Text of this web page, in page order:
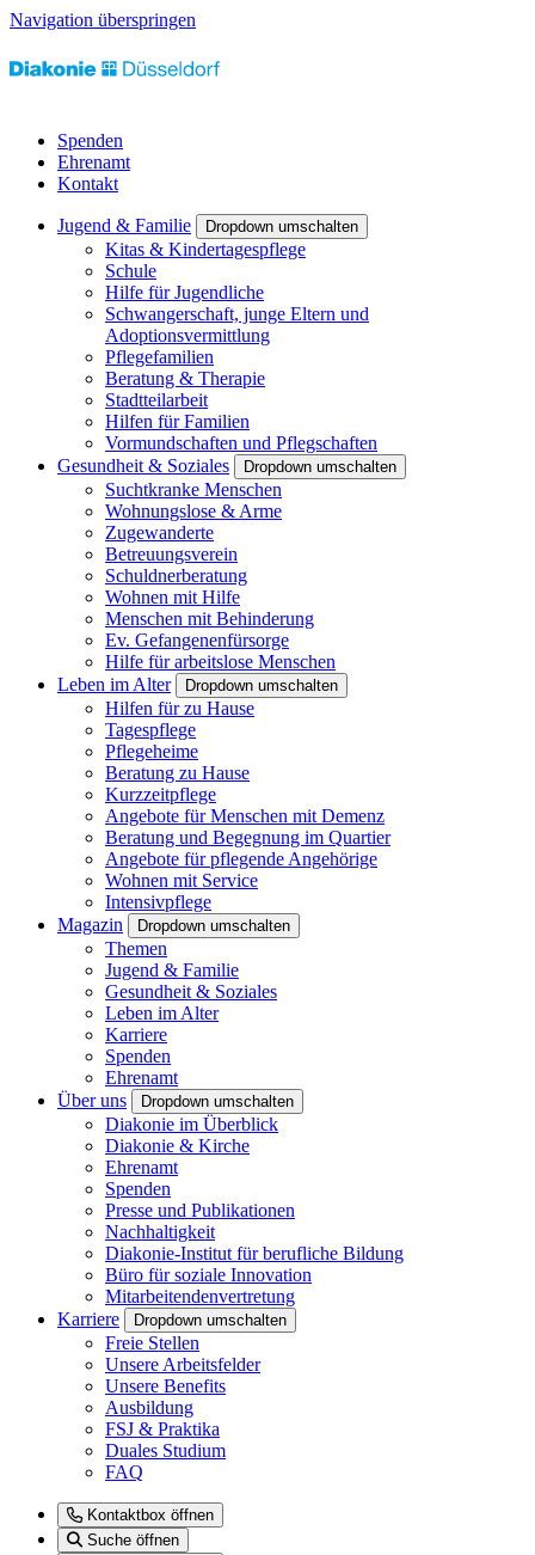
Navigation überspringen
Spenden
Ehrenamt
Kontakt
Jugend & Familie Dropdown umschalten
Kitas & Kindertagespflege
Schule
Hilfe für Jugendliche
Schwangerschaft, junge Eltern und
Adoptionsvermittlung
Pflegefamilien
Beratung & Therapie
Stadtteilarbeit
Hilfen für Familien
Vormundschaften und Pflegschaften
Gesundheit & Soziales
Dropdown umschalten
Suchtkranke Menschen
Wohnungslose & Arme
Zugewanderte
Betreuungsverein
Schuldnerberatung
Wohnen mit Hilfe
Menschen mit Behinderung
Ev. Gefangenenfürsorge
Hilfe für arbeitslose Menschen
Leben im Alter
Dropdown umschalten
Hilfen für zu Hause
Tagespflege
Pflegeheime
Beratung zu Hause
Kurzzeitpflege
Angebote für Menschen mit Demenz
Beratung und Begegnung im Quartier
Angebote für pflegende Angehörige
Wohnen mit Service
Intensivpflege
Magazin
Dropdown umschalten
Themen
Jugend & Familie
Gesundheit & Soziales
Leben im Alter
Karriere
Spenden
Ehrenamt
Über uns
Dropdown umschalten
Diakonie im Überblick
Diakonie & Kirche
Ehrenamt
Spenden
Presse und Publikationen
Nachhaltigkeit
Diakonie-Institut für berufliche Bildung
Büro für soziale Innovation
Mitarbeitendenvertretung
Karriere
Dropdown umschalten
Freie Stellen
Unsere Arbeitsfelder
Unsere Benefits
Ausbildung
FSJ & Praktika
Duales Studium
FAQ
Kontaktbox öffnen
Suche öffnen